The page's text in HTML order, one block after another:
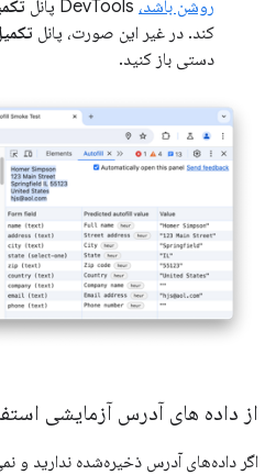
روشن باشد،
کند. در غیر این صورت، پانل
دستی باز کنید.
از داده های آدرس آزمایشی
اگر داده‌های آدرس ذخیره‌شده ندارید و